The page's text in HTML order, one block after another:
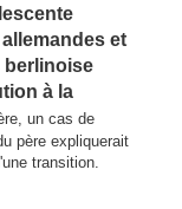
et
berlinoise
à la
un cas de
père expliquerait
transition.